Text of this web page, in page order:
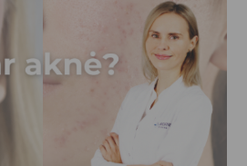
terapija
terapija